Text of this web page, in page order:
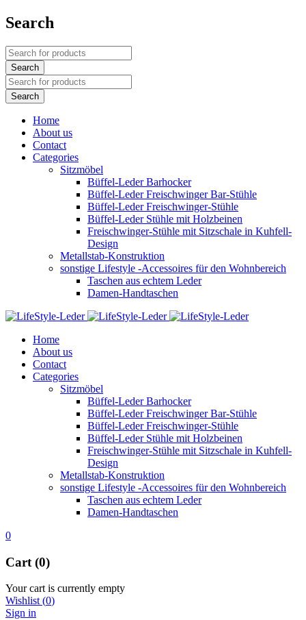
Search
Home
About us
Contact
Categories
Sitzmöbel
Büffel-Leder Barhocker
Büffel-Leder Freischwinger Bar-Stühle
Büffel-Leder Freischwinger-Stühle
Büffel-Leder Stühle mit Holzbeinen
Freischwinger-Stühle mit Sitzschale in Kuhfell-
Design
Metallstab-Konstruktion
sonstige Lifestyle -Accessoires für den Wohnbereich
Taschen aus echtem Leder
Damen-Handtaschen
Home
About us
Contact
Categories
Sitzmöbel
Büffel-Leder Barhocker
Büffel-Leder Freischwinger Bar-Stühle
Büffel-Leder Freischwinger-Stühle
Büffel-Leder Stühle mit Holzbeinen
Freischwinger-Stühle mit Sitzschale in Kuhfell-
Design
Metallstab-Konstruktion
sonstige Lifestyle -Accessoires für den Wohnbereich
Taschen aus echtem Leder
Damen-Handtaschen
0
Cart (0)
Your cart is currently empty
Wishlist (0)
Sign in